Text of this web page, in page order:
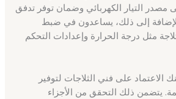
مصدر التيار الكهربائي وضمان توفر تدفق
إلى ذلك، يساعدون في ضبط
مثل درجة الحرارة وإعدادات التحكم
الاعتماد على فني الثلاجات لتوفير
يتضمن ذلك التحقق من الأجزاء